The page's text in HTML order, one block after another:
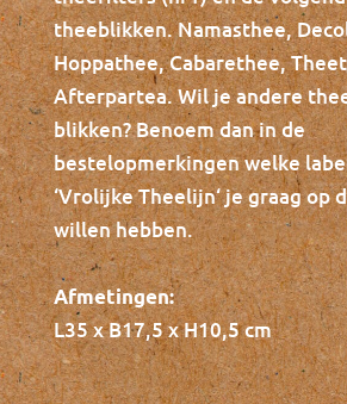
theeblikken. Namasthee,
Hoppathee, Cabarethee,
Afterpartea. Wil je andere
blikken? Benoem dan in de
bestelopmerkingen welke
‘Vrolijke Theelijn‘ je graag op
willen hebben.
Afmetingen:
L35 x B17,5 x H10,5 cm